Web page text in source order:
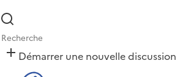
Démarrer une nouvelle discussion